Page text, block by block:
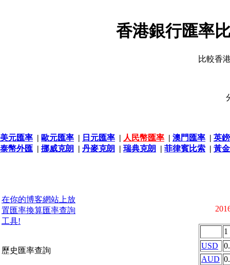
香港銀行匯率
比較香
美元匯率 | 歐元匯率 | 日元匯率 | 人民幣匯率 | 澳門匯率 | 英
泰幣外匯 | 挪威克朗 | 丹麥克朗 | 瑞典克朗 | 菲律賓比索 | 黃
在你的博客網站上放
置匯率換算匯率查詢
工具!
歷史匯率查詢
1
USD
AUD